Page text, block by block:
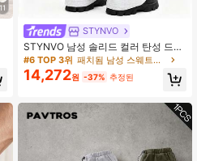
11
STYNVO
STYNVO 남성 솔리드 컬러 탄성 드로
스트링 허리 디자인 포켓 캐주얼 루즈
핏 스웨트팬츠
#6 TOP 3위 패치됨 남성 스웨트팬츠
14,272원 -37% 추정된